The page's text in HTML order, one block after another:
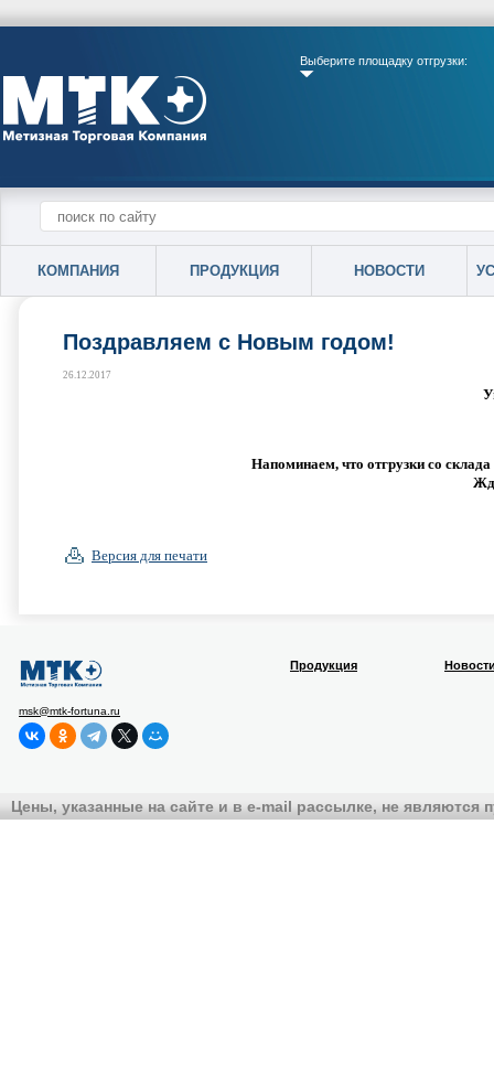
Выберите площадку отгрузки:
КОМПАНИЯ ПРОДУКЦИЯ НОВОСТИ
Поздравляем с Новым годом!
26.12.2017
Напоминаем, что отгрузки со
Версия для печати
msk@mtk-fortuna.ru
Продукция
Цены, указанные на сайте и в e-mail рассылке, не являются